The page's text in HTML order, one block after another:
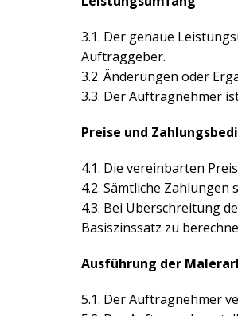
3.1. Der genaue
Auftraggeber.
3.2. Änderungen oder
3.3. Der Auftragnehmer
Preise und
4.1. Die vereinbarten
4.2. Sämtliche
4.3. Bei Überschreitung
Basiszinssatz zu
Ausführung der
5.1. Der Auftragnehmer